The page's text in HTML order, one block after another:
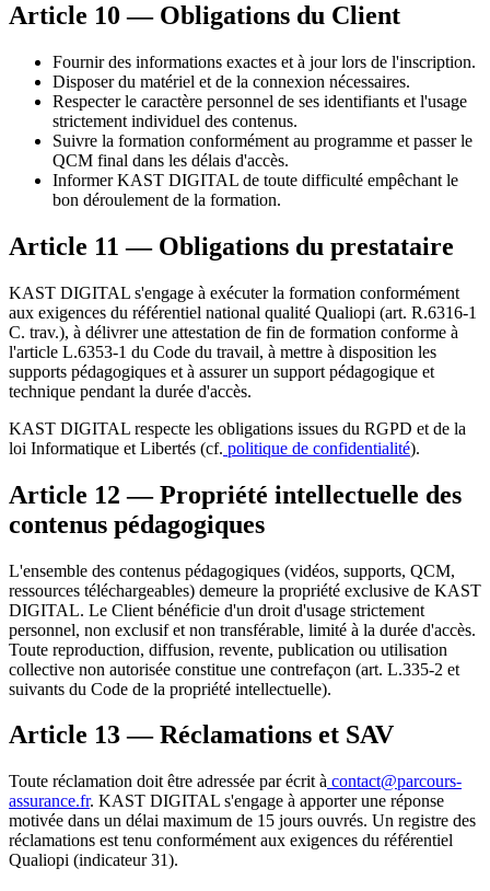
Article 10 — Obligations du Client
Fournir des informations exactes et à jour lors de l'inscription.
Disposer du matériel et de la connexion nécessaires.
Respecter le caractère personnel de ses identifiants et l'usage
strictement individuel des contenus.
Suivre la formation conformément au programme et passer le
QCM final dans les délais d'accès.
Informer KAST DIGITAL de toute difficulté empêchant le
bon déroulement de la formation.
Article 11 — Obligations du prestataire
KAST DIGITAL s'engage à exécuter la formation conformément
aux exigences du référentiel national qualité Qualiopi (art. R.6316-1
C. trav.), à délivrer une attestation de fin de formation conforme à
l'article L.6353-1 du Code du travail, à mettre à disposition les
supports pédagogiques et à assurer un support pédagogique et
technique pendant la durée d'accès.
KAST DIGITAL respecte les obligations issues du RGPD et de la
loi Informatique et Libertés (cf. politique de confidentialité).
Article 12 — Propriété intellectuelle des
contenus pédagogiques
L'ensemble des contenus pédagogiques (vidéos, supports, QCM,
ressources téléchargeables) demeure la propriété exclusive de KAST
DIGITAL. Le Client bénéficie d'un droit d'usage strictement
personnel, non exclusif et non transférable, limité à la durée d'accès.
Toute reproduction, diffusion, revente, publication ou utilisation
collective non autorisée constitue une contrefaçon (art. L.335-2 et
suivants du Code de la propriété intellectuelle).
Article 13 — Réclamations et SAV
Toute réclamation doit être adressée par écrit à contact@parcours-
assurance.fr. KAST DIGITAL s'engage à apporter une réponse
motivée dans un délai maximum de 15 jours ouvrés. Un registre des
réclamations est tenu conformément aux exigences du référentiel
Qualiopi (indicateur 31).